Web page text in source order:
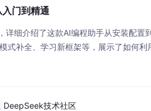
门到精通
细介绍了这款AI编程助手从安装配置
式补全、学习新框架等，展示了如何
DeepSeek技术社区